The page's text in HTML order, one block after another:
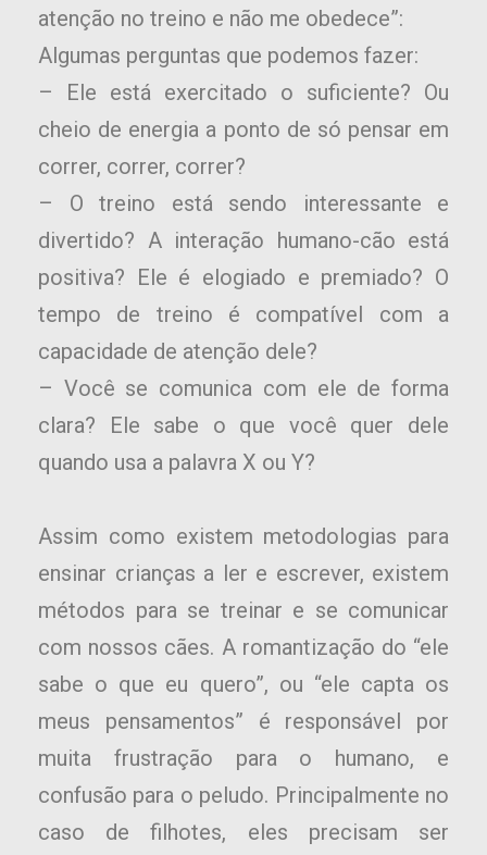
atenção no treino e não me obedece”:
Algumas perguntas que podemos fazer:
– Ele está exercitado o suficiente? Ou
cheio de energia a ponto de só pensar em
correr, correr, correr?
– O treino está sendo interessante e
divertido? A interação humano-cão está
positiva? Ele é elogiado e premiado? O
tempo de treino é compatível com a
capacidade de atenção dele?
– Você se comunica com ele de forma
clara? Ele sabe o que você quer dele
quando usa a palavra X ou Y?
Assim como existem metodologias para
ensinar crianças a ler e escrever, existem
métodos para se treinar e se comunicar
com nossos cães. A romantização do “ele
sabe o que eu quero”, ou “ele capta os
meus pensamentos” é responsável por
muita frustração para o humano, e
confusão para o peludo. Principalmente no
caso de filhotes, eles precisam ser